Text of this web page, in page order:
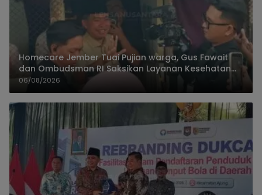
Homecare Jember Tuai Pujian warga, Gus Fawait
dan Ombudsman RI Saksikan Layanan Kesehatan
Rumah Pasien
06/08/2026